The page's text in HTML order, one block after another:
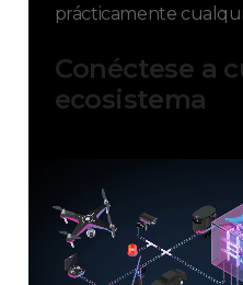
prácticamente
Conéctese a
ecosistema